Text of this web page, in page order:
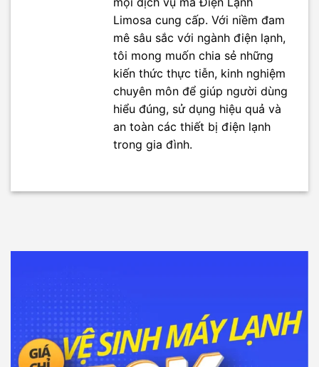
Limosa cung cấp. Với niềm đam
mê sâu sắc với ngành điện lạnh,
tôi mong muốn chia sẻ những
kiến thức thực tiễn, kinh nghiệm
chuyên môn để giúp người dùng
hiểu đúng, sử dụng hiệu quả và
an toàn các thiết bị điện lạnh
trong gia đình.